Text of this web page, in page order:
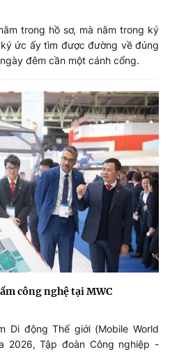
trong hồ sơ, mà nằm trong ký
ức ấy tìm được đường về đúng
đêm cần một cánh cổng.
công nghệ tại MWC
Di động Thế giới (Mobile World
2026, Tập đoàn Công nghiệp -